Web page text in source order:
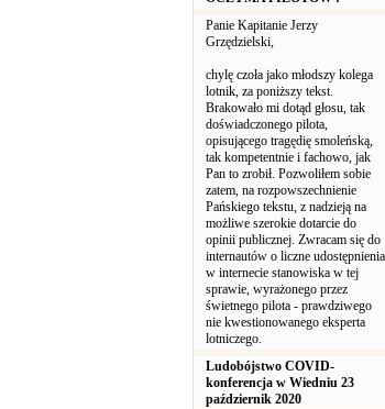
Panie Kapitanie Jerzy
Grzędzielski,
chylę czoła jako młodszy kolega
lotnik, za poniższy tekst.
Brakowało mi dotąd głosu, tak
doświadczonego pilota,
opisującego tragędię smoleńską,
tak kompetentnie i fachowo, jak
Pan to zrobił. Pozwoliłem sobie
zatem, na rozpowszechnienie
Pańskiego tekstu, z nadzieją na
możliwe szerokie dotarcie do
opinii publicznej. Zwracam się do
internautów o liczne udostępnienia
w internecie stanowiska w tej
sprawie, wyrażonego przez
świetnego pilota - prawdziwego
nie kwestionowanego eksperta
lotniczego.
Ludobójstwo COVID-
konferencja w Wiedniu 23
październik 2020